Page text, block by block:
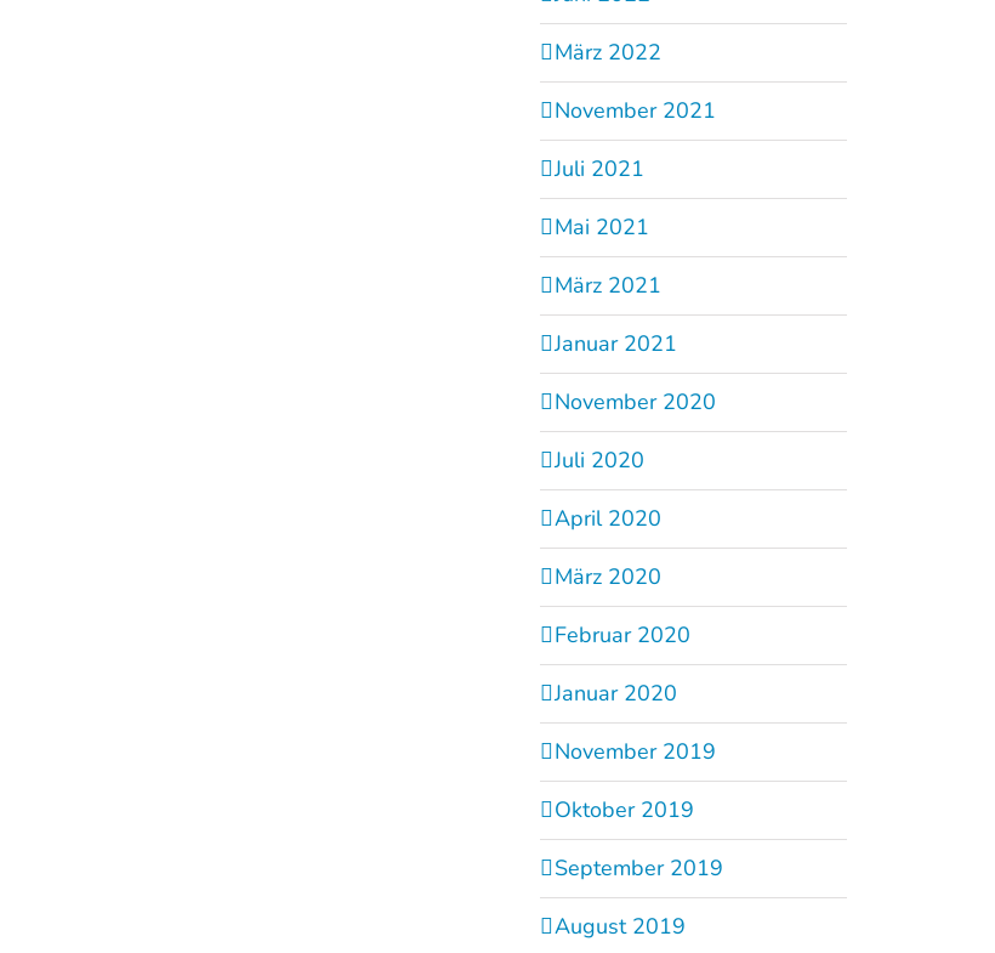
März 2022
November 2021
Juli 2021
Mai 2021
März 2021
Januar 2021
November 2020
Juli 2020
April 2020
März 2020
Februar 2020
Januar 2020
November 2019
Oktober 2019
September 2019
August 2019